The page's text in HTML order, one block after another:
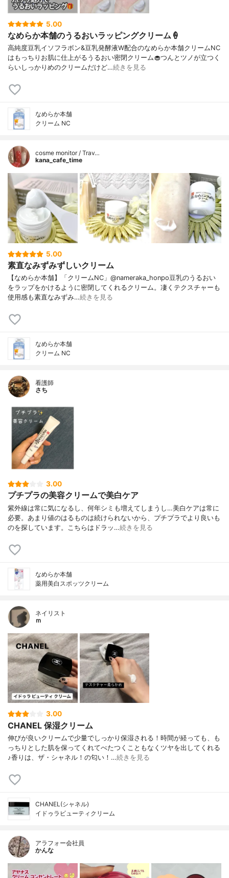
5.00
なめらか本舗のうるおいラッピングクリーム🍦
高純度豆乳イソフラボン&豆乳発酵液W配合のなめらか本舗クリームNC
はもっちりお肌に仕上がるうるおい密閉クリーム🧁つんとツノが立つく
らいしっかりめのクリームだけど…続きを見る
なめらか本舗
クリーム NC
cosme monitor / Trav…
kana_cafe_time
5.00
素直なみずみずしいクリーム
【なめらか本舗】「クリームNC」@nameraka_honpo豆乳のうるおい
をラップをかけるように密閉してくれるクリーム。凄くテクスチャーも
使用感も素直なみずみ…続きを見る
なめらか本舗
クリーム NC
看護師
さち
3.00
プチプラの美容クリームで美白ケア
紫外線は常に気になるし、何年シミも増えてしまうし…美白ケアは常に
必要。あまり値のはるものは続けられないから、プチプラでより良いも
のを探しています。こちらはドラッ…続きを見る
なめらか本舗
薬用美白スポッツクリーム
ネイリスト
ｍ
3.00
CHANEL 保湿クリーム
伸びが良いクリームで少量でしっかり保湿される！時間が経っても、も
っちりとした肌を保ってくれてべたつくこともなくツヤを出してくれる
♪香りは、ザ・シャネル！の匂い！…続きを見る
CHANEL(シャネル)
イドゥラビューティクリーム
アラフォー会社員
かんな